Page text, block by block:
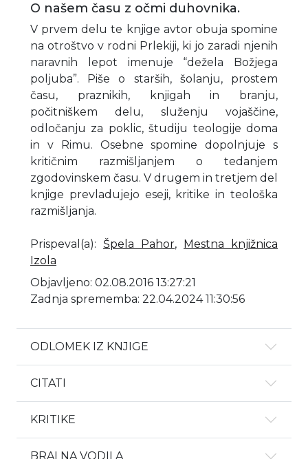
O našem času z očmi duhovnika.
V prvem delu te knjige avtor obuja spomine
na otroštvo v rodni Prlekiji, ki jo zaradi njenih
naravnih lepot imenuje “dežela Božjega
poljuba”. Piše o starših, šolanju, prostem
času, praznikih, knjigah in branju,
počitniškem delu, služenju vojaščine,
odločanju za poklic, študiju teologije doma
in v Rimu. Osebne spomine dopolnjuje s
kritičnim razmišljanjem o tedanjem
zgodovinskem času. V drugem in tretjem del
knjige prevladujejo eseji, kritike in teološka
razmišljanja.
Prispeval(a): Špela Pahor,
Mestna knjižnica
Izola
Objavljeno: 02.08.2016 13:27:21
Zadnja sprememba: 22.04.2024 11:30:56
ODLOMEK IZ KNJIGE
CITATI
KRITIKE
BRALNA VODILA